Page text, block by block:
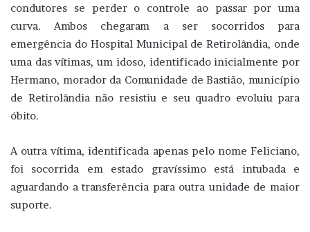
condutores se perder o controle ao passar por uma
curva. Ambos chegaram a ser socorridos para
emergência do Hospital Municipal de Retirolândia, onde
uma das vítimas, um idoso, identificado inicialmente por
Hermano, morador da Comunidade de Bastião, município
de Retirolândia não resistiu e seu quadro evoluiu para
óbito.
A outra vítima, identificada apenas pelo nome Feliciano,
foi socorrida em estado gravíssimo está intubada e
aguardando a transferência para outra unidade de maior
suporte.